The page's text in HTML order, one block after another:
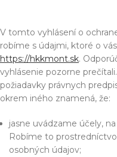
V tomto vyhlásení o
robíme s údajmi, ktoré o
https://hkkmont.sk.
vyhlásenie pozorne
požiadavky právnych
okrem iného znamená, že:
jasne uvádzame účely,
Robíme to
osobných údajov;